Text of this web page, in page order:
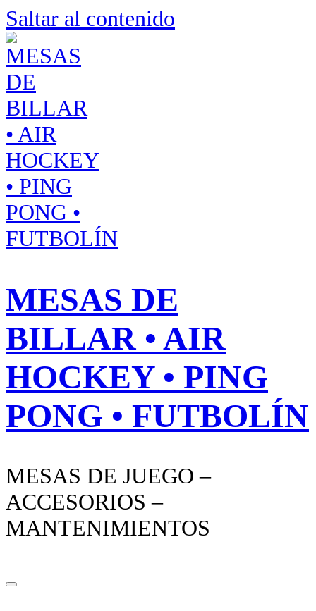
Saltar al contenido
MESAS DE
BILLAR • AIR
HOCKEY • PING
PONG • FUTBOLÍN
MESAS DE JUEGO –
ACCESORIOS –
MANTENIMIENTOS